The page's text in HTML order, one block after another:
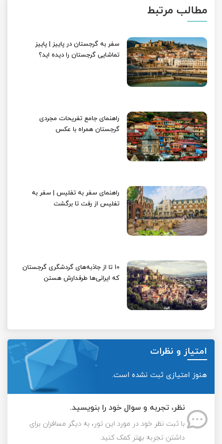
مطالب مرتبط
سفر به گرجستان در پاییز | پاییز
تماشایی گرجستان را دیده اید؟
راهنمای جامع تفریحات مجردی
گرجستان همراه با عکس
راهنمای سفر به تفلیس | سفر به
تفلیس از رفت تا برگشت
10 تا از جاذبه‌های گردشگری گرجستان
که ایرانی‌ها طرفدارش هستن
امتیاز و نظرات
هنوز امتیازی ثبت نشده است.
نظر، تجربه و سوال خود را بنویسید.
با ثبت نظر خود در مورد این تور، به دیگر مسافران برای
داشتن تجربه بهتر کمک کنید.